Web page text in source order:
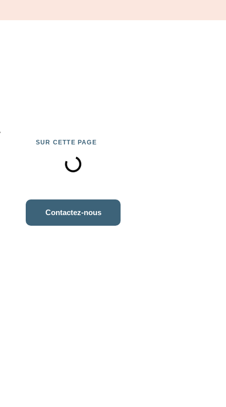
SUR CETTE PAGE
Contactez-nous